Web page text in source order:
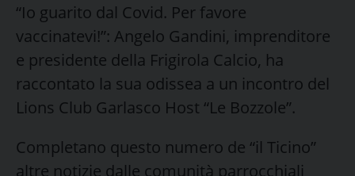
“Io guarito dal Covid. Per favore
vaccinatevi!”: Angelo Gandini, imprenditore
e presidente della Frigirola Calcio, ha
raccontato la sua odissea a un incontro del
Lions Club Garlasco Host “Le Bozzole”.
Completano questo numero de “il Ticino”
altre notizie dalle comunità parrocchiali